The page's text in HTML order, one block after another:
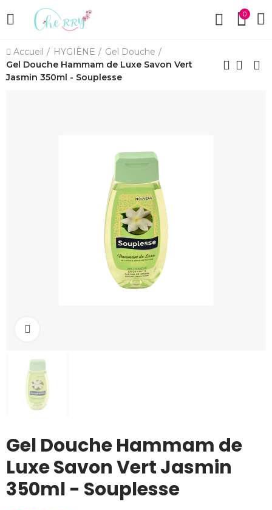
0
Accueil HYGIÈNE
Gel Douche
Gel Douche Hammam de Luxe Savon Vert
Jasmin 350ml - Souplesse
Gel Douche Hammam de
Luxe Savon Vert Jasmin
350ml - Souplesse